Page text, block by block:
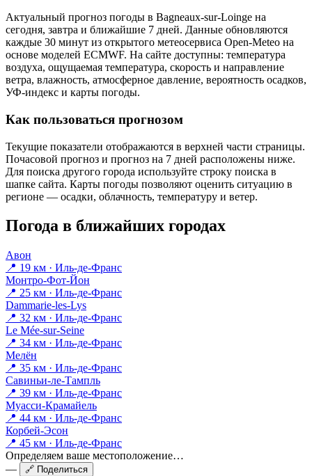
Актуальный прогноз погоды в Bagneaux-sur-Loingе на
сегодня, завтра и ближайшие 7 дней. Данные обновляются
каждые 30 минут из открытого метеосервиса Open-Meteo на
основе моделей ECMWF. На сайте доступны: температура
воздуха, ощущаемая температура, скорость и направление
ветра, влажность, атмосферное давление, вероятность осадков,
УФ-индекс и карты погоды.
Как пользоваться прогнозом
Текущие показатели отображаются в верхней части страницы.
Почасовой прогноз и прогноз на 7 дней расположены ниже.
Для поиска другого города используйте строку поиска в
шапке сайта. Карты погоды позволяют оценить ситуацию в
регионе — осадки, облачность, температуру и ветер.
Погода в ближайших городах
Авон
📍 19 км · Иль-де-Франс
Монтро-Фот-Йон
📍 25 км · Иль-де-Франс
Dammarie-les-Lys
📍 32 км · Иль-де-Франс
Le Mée-sur-Seine
📍 34 км · Иль-де-Франс
Мелён
📍 35 км · Иль-де-Франс
Савиньи-ле-Тампль
📍 39 км · Иль-де-Франс
Муасси-Крамайель
📍 44 км · Иль-де-Франс
Корбей-Эсон
📍 45 км · Иль-де-Франс
Определяем ваше местоположение…
—
🔗 Поделиться